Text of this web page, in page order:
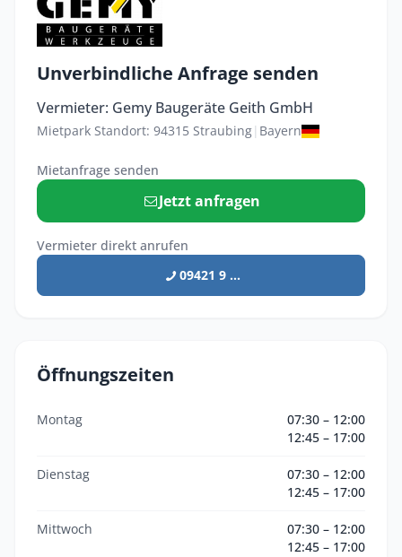
Unverbindliche Anfrage senden
Vermieter: Gemy Baugeräte Geith GmbH
Mietpark Standort: 94315 Straubing| Bayern
Mietanfrage senden
Jetzt anfragen
Vermieter direkt anrufen
09421 9 ...
Öffnungszeiten
Montag
07:30 – 12:00
12:45 – 17:00
Dienstag
07:30 – 12:00
12:45 – 17:00
Mittwoch
07:30 – 12:00
12:45 – 17:00